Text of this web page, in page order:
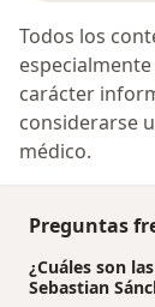
Todos los
carácter
considerarse
médico.
Preguntas
¿Cuáles son
Sebastian